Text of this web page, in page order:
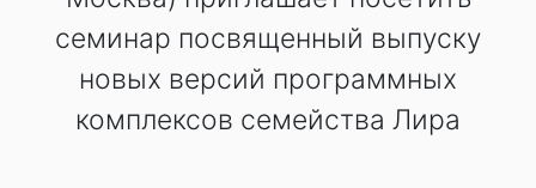
семинар посвященный выпуску
новых версий программных
комплексов семейства Лира